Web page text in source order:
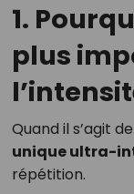
1.
plus
Quand il s’agit
unique ultra-
répétition.